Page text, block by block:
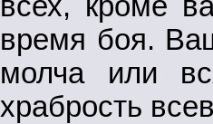
время боя.
молча или
храбрость